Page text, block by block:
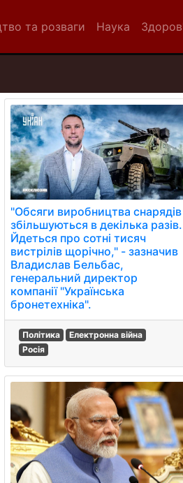
та розваги Наука
"Обсяги виробництва снарядів
збільшуються в декілька разів.
Йдеться про сотні тисяч
вистрілів щорічно," - зазначив
Владислав Бельбас,
генеральний директор
компанії "Українська
бронетехніка".
Політика
Електронна війна
Росія